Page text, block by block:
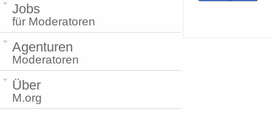
Jobs
für Moderatoren
Agenturen
Moderatoren
Über
M.org